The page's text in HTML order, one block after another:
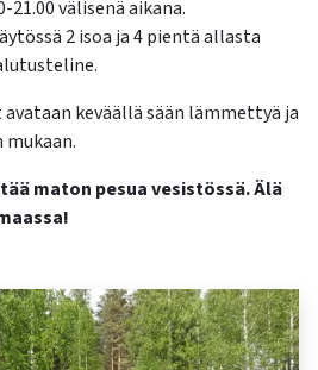
välisenä aikana.
2 isoa ja 4 pientä allasta
keväällä sään lämmettyä ja
mukaan.
maton pesua vesistössä. Älä